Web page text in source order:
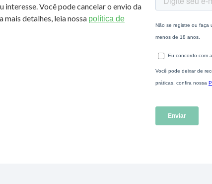
interesse. Você pode cancelar o envio da
mais detalhes, leia nossa política de